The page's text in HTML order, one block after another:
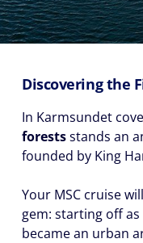
Discovering the
In Karmsundet
forestsstands an
founded by King
Your MSC cruise
gem: starting off
became an urban